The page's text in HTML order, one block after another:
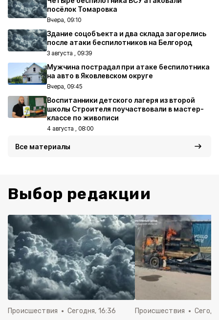
посёлок Томаровка
Вчера, 09:10
Здание соцобъекта и два склада загорелись
после атаки беспилотников на Белгород
3 августа , 09:39
Мужчина пострадал при атаке беспилотника
на авто в Яковлевском округе
Вчера, 09:45
Воспитанники детского лагеря из второй
школы Строителя поучаствовали в мастер-
классе по живописи
4 августа , 08:00
Все материалы
Выбор редакции
Происшествия Сегодня, 16:36 Происшествия